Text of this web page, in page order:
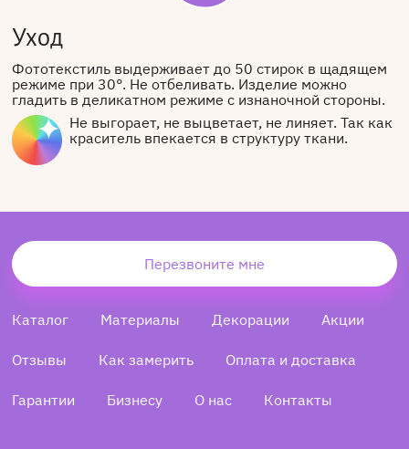
Уход
Фототекстиль выдерживает до 50 стирок в щадящем
режиме при 30°. Не отбеливать. Изделие можно
гладить в деликатном режиме с изнаночной стороны.
Не выгорает, не выцветает, не линяет. Так как
краситель впекается в структуру ткани.
Перезвоните мне
Каталог Материалы Декорации Акции
Отзывы Как замерить Оплата и доставка
Гарантии Бизнесу О нас Контакты